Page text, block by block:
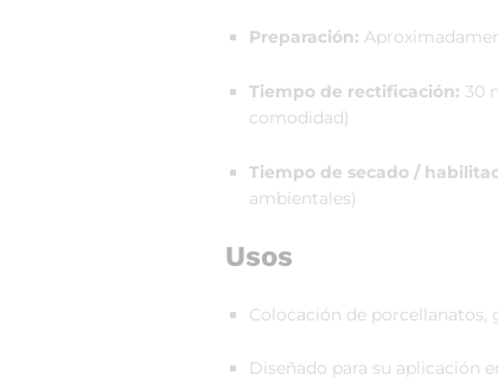
Preparación:
Tiempo de rectificación: 30
comodidad)
Tiempo de secado /
ambientales)
Usos
Colocación de porcellanatos,
Diseñado para su aplicación